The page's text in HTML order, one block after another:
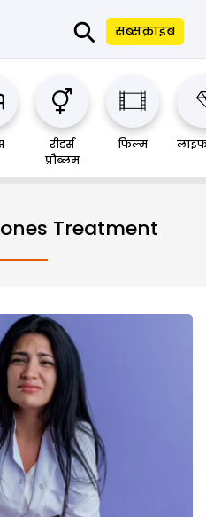
⚲ सब्सक्राइब
रीडर्स
प्रौब्लम
फिल्म
Treatment